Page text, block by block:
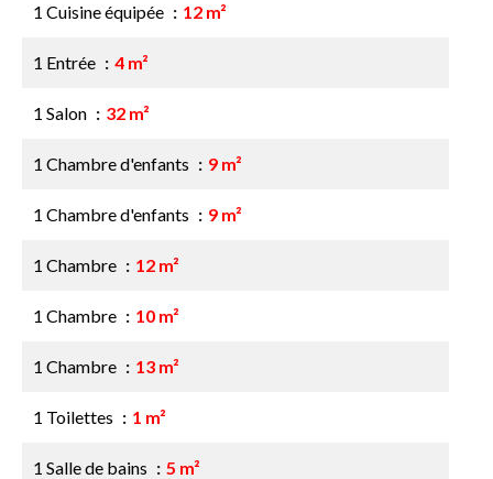
1 Cuisine équipée 12 m²
1 Entrée 4 m²
1 Salon 32 m²
1 Chambre d'enfants 9 m²
1 Chambre d'enfants 9 m²
1 Chambre 12 m²
1 Chambre 10 m²
1 Chambre 13 m²
1 Toilettes 1 m²
1 Salle de bains 5 m²